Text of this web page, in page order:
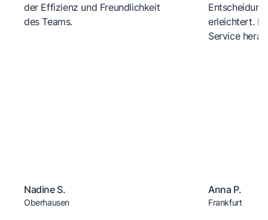
der Effizienz und Freundlichkeit
des Teams.
Nadine S.
Oberhausen
erleichtert.
Service
Anna P.
Frankfurt